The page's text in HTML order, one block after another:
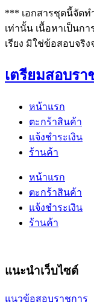
*** เอกสารชุดนี้จัดท
เท่านั้น เนื้อหาเป็นก
เรียง มิใช่ข้อสอบจริ
เตรียมสอบร
หน้าแรก
ตะกร้าสินค้า
แจ้งชำระเงิน
ร้านค้า
หน้าแรก
ตะกร้าสินค้า
แจ้งชำระเงิน
ร้านค้า
แนะนำเว็บไซต์
แนวข้อสอบราชการ